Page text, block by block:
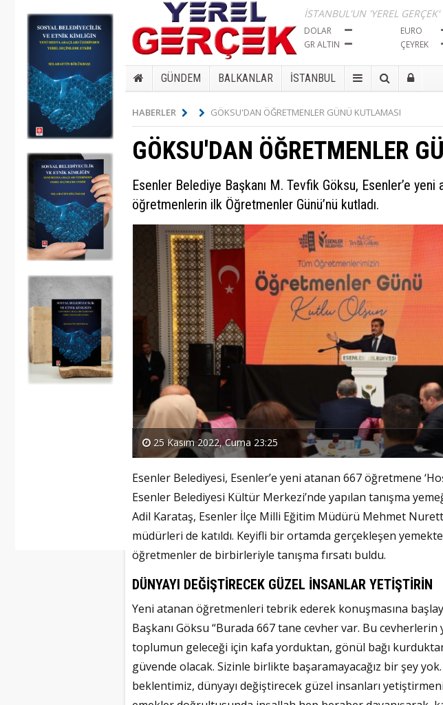
İSTANBUL'UN 'YEREL GERÇEK'
DOLAR
EURO
GR ALTIN
ÇEYREK
GÜNDEM BALKANLAR İSTANBUL
HABERLER GÖKSU'DAN ÖĞRETMENLER GÜNÜ KUTLAMASI
GÖKSU'DAN ÖĞRETMENLER
Esenler Belediye Başkanı M. Tevfik Göksu, Esenler’e
öğretmenlerin ilk Öğretmenler Günü’nü kutladı.
25 Kasım 2022, Cuma 23:25
Esenler Belediyesi, Esenler’e yeni atanan 667 öğretmene
Esenler Belediyesi Kültür Merkezi’nde yapılan tanışma
Adil Karataş, Esenler İlçe Milli Eğitim Müdürü Mehmet
müdürleri de katıldı. Keyifli bir ortamda gerçekleşen
öğretmenler de birbirleriyle tanışma fırsatı buldu.
DÜNYAYI DEĞİŞTİRECEK GÜZEL İNSANLAR YETİŞTİRİN
Yeni atanan öğretmenleri tebrik ederek konuşmasına
Başkanı Göksu “Burada 667 tane cevher var. Bu
toplumun geleceği için kafa yorduktan, gönül bağı
güvende olacak. Sizinle birlikte başaramayacağız bir şey
beklentimiz, dünyayı değiştirecek güzel insanları